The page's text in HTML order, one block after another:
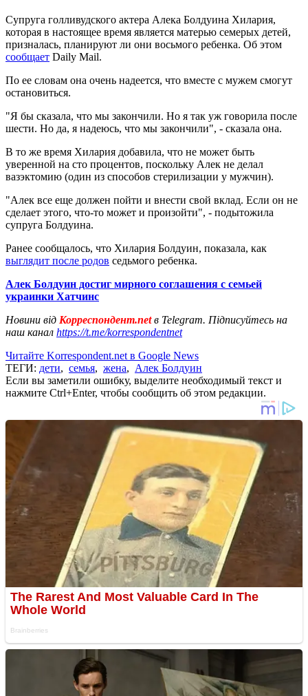
Супруга голливудского актера Алека Болдуина Хилария,
которая в настоящее время является матерью семерых детей,
призналась, планируют ли они восьмого ребенка. Об этом
сообщает Daily Mail.
По ее словам она очень надеется, что вместе с мужем смогут
остановиться.
"Я бы сказала, что мы закончили. Но я так уж говорила после
шести. Но да, я надеюсь, что мы закончили", - сказала она.
В то же время Хилария добавила, что не может быть
уверенной на сто процентов, поскольку Алек не делал
вазэктомию (один из способов стерилизации у мужчин).
"Алек все еще должен пойти и внести свой вклад. Если он не
сделает этого, что-то может и произойти", - подытожила
супруга Болдуина.
Ранее сообщалось, что Хилария Болдуин, показала, как
выглядит после родов седьмого ребенка.
Алек Болдуин достиг мирного соглашения с семьей
украинки Хатчинс
Новини від Корреспондент.netв Telegram. Підписуйтесь на
наш канал https://t.me/korrespondentnet
Читайте Korrespondent.net в Google News
ТЕГИ: дети, семья, жена, Алек Болдуин
Если вы заметили ошибку, выделите необходимый текст и
нажмите Ctrl+Enter, чтобы сообщить об этом редакции.